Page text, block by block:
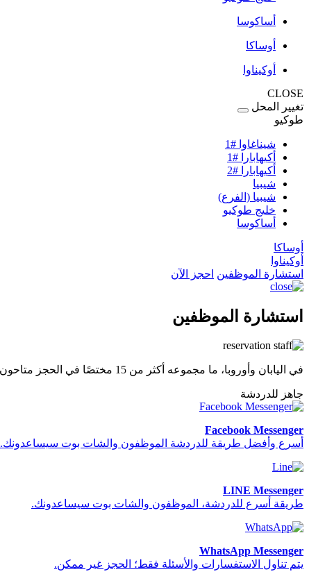
أساكوسا
أوساكا
أوكيناوا
CLOSE
تغيير المحل
طوكيو
شيناغاوا #1
أكيهابارا #1
أكيهابارا #2
شيبيا
شيبيا (الفرع)
خليج طوكيو
أساكوسا
أوساكا
أوكيناوا
استشارة الموظفين احجز الآن
استشارة الموظفين
في اليابان وأوروبا، ما مجموعه أكثر من 15 مختصًا في الحجز متاحون لمساعدتك في حجزك.
جاهز للدردشة
Facebook Messenger
أسرع وأفضل طريقة للدردشة الموظفون والشات بوت سيساعدونك.
LINE Messenger
طريقة أسرع للدردشة، الموظفون والشات بوت سيساعدونك.
WhatsApp Messenger
يتم تناول الاستفسارات والأسئلة فقط؛ الحجز غير ممكن.